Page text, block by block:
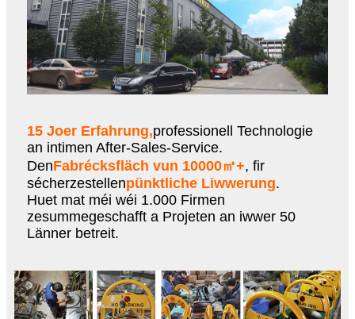
15 Joer Erfahrung,professionell Technologie
an intimen After-Sales-Service.
DenFabrécksfläch vun 10000㎡+, fir
sécherzestellenpünktliche Liwwerung.
Huet mat méi wéi 1.000 Firmen
zesummegeschafft a Projeten an iwwer 50
Länner betreit.